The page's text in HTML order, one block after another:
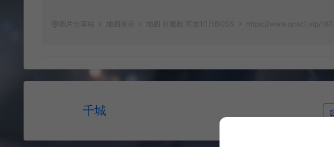
图片分享站 地图展示 地图 封魔殿 可放10只BOSS https://www.qcsc1.vip/
千城